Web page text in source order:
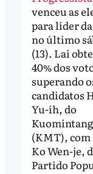
venceu as
para líder
no último
(13). Lai
40% dos
superando
candidatos
Yu-ih, do
Kuomintang
(KMT), com
Ko Wen-je,
Partido